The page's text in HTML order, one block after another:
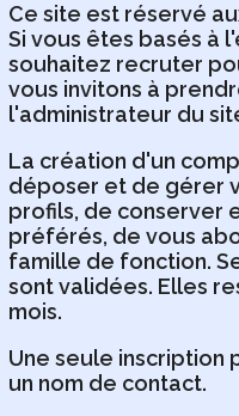
Ce site est réservé
Si vous êtes basés à
souhaitez recruter
vous invitons à
l'administrateur du
La création d'un
déposer et de gérer
profils, de conserver
préférés, de vous
famille de fonction.
sont validées. Elles
mois.
Une seule inscription
un nom de contact.